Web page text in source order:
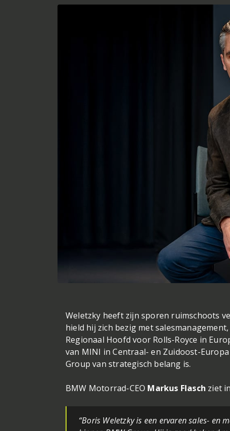
Weletzky heeft zijn sporen ruimschoots
hield hij zich bezig met
Regionaal Hoofd voor Rolls-Royce in
van MINI in Centraal- en Zuidoost-
Group van strategisch belang is.
BMW Motorrad-CEO Markus Flasch ziet
“Boris Weletzky is een ervaren sales-